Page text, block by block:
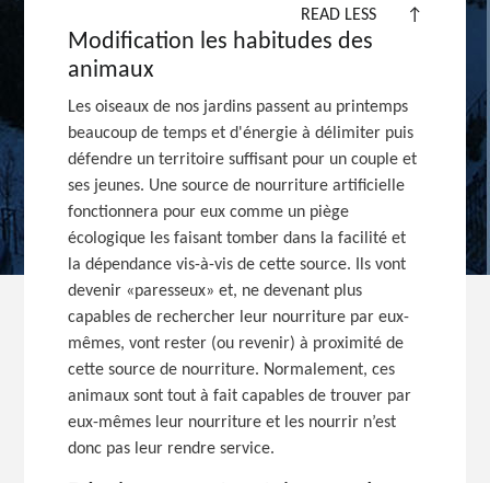
READ LESS ↑
Modification les habitudes des
animaux
Les oiseaux de nos jardins passent au printemps
beaucoup de temps et d'énergie à délimiter puis
défendre un territoire suffisant pour un couple et
ses jeunes. Une source de nourriture artificielle
fonctionnera pour eux comme un piège
écologique les faisant tomber dans la facilité et
la dépendance vis-à-vis de cette source. Ils vont
devenir «paresseux» et, ne devenant plus
capables de rechercher leur nourriture par eux-
mêmes, vont rester (ou revenir) à proximité de
cette source de nourriture. Normalement, ces
animaux sont tout à fait capables de trouver par
eux-mêmes leur nourriture et les nourrir n’est
donc pas leur rendre service.